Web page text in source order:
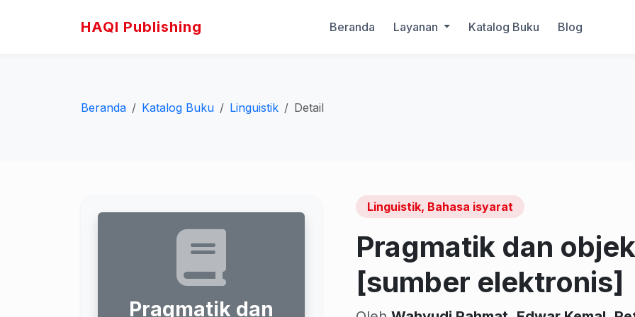
HAQI Publishing Beranda Layanan Katalog Buku Blog
Beranda Katalog Buku Linguistik Detail
Pragmatik dan
Linguistik, Bahasa isyarat
Pragmatik dan
[sumber elektronis]